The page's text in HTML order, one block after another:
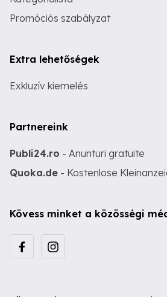
Promóciós szabályzat
Extra lehetőségek
Exkluzív kiemelés
Partnereink
Publi24.ro - Anunturi gratuite
Quoka.de - Kostenlose
Kövess minket a közösségi